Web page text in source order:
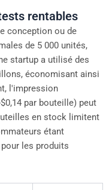
rentables
conception ou de
de 5 000 unités,
startup a utilisé des
économisant ainsi
l'impression
par bouteille) peut
en stock limitent
étant
les produits